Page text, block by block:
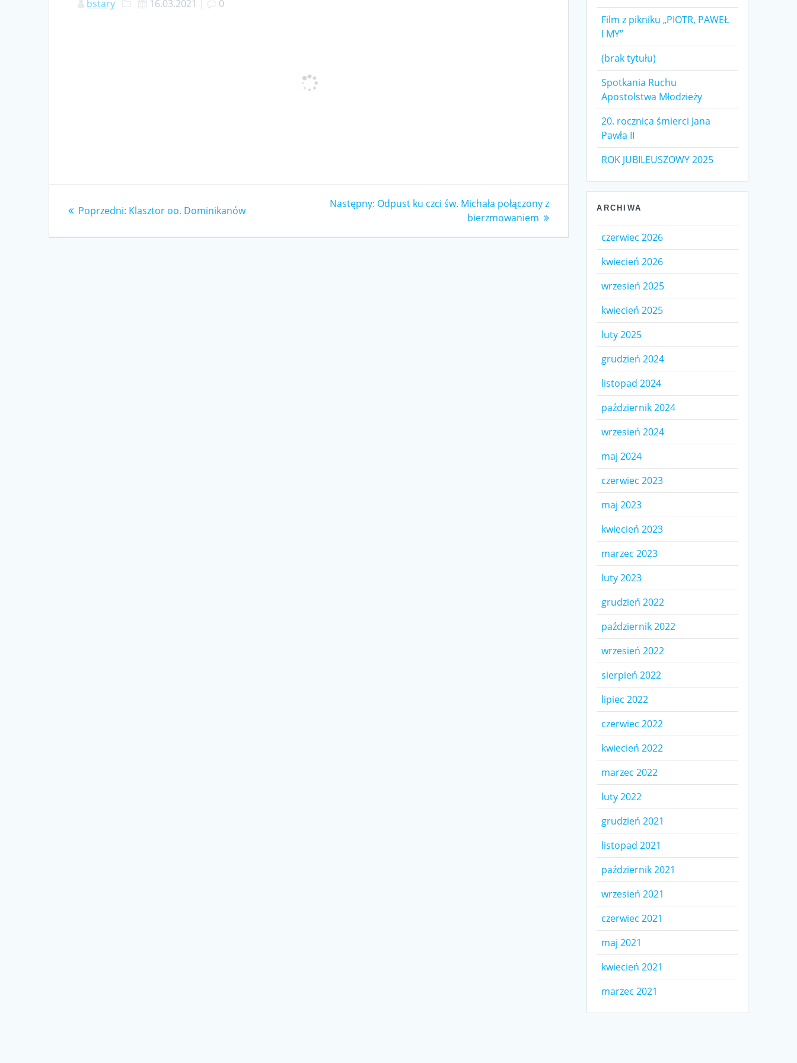
bstary 16.03.2021 | 0
Poprzedni: Poprzedni
Klasztor oo. Dominikanów
Następny: Następny
Odpust ku czci św. Michała połączony z
bierzmowaniem
Film z pikniku „PIOTR, PAWEŁ
I MY”
(brak tytułu)
Spotkania Ruchu
Apostolstwa Młodzieży
20. rocznica śmierci Jana
Pawła II
ROK JUBILEUSZOWY 2025
ARCHIWA
czerwiec 2026
kwiecień 2026
wrzesień 2025
kwiecień 2025
luty 2025
grudzień 2024
listopad 2024
październik 2024
wrzesień 2024
maj 2024
czerwiec 2023
maj 2023
kwiecień 2023
marzec 2023
luty 2023
grudzień 2022
październik 2022
wrzesień 2022
sierpień 2022
lipiec 2022
czerwiec 2022
kwiecień 2022
marzec 2022
luty 2022
grudzień 2021
listopad 2021
październik 2021
wrzesień 2021
czerwiec 2021
maj 2021
kwiecień 2021
marzec 2021